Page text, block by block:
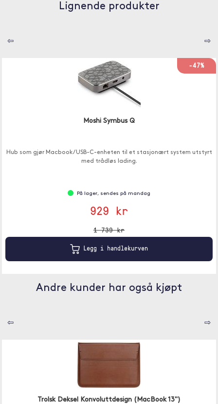
Lignende produkter
⇦ ⇨
-47%
Moshi Symbus Q
Hub som gjør Macbook / USB-C-enheten til et stasjonært system utstyrt
med trådløs lading.
På lager, sendes på mandag
929 kr
1 739 kr
Legg i handlekurven
Andre kunder har også kjøpt
⇦ ⇨
Trolsk Deksel Konvoluttdesign (MacBook 13")